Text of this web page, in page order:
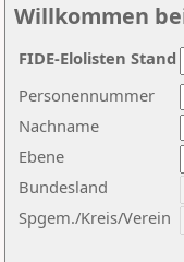
Willkommen
Nachname
Ebene
Personennummer
Bundesland
Spgem./Kreis/Verein
FIDE-Elolisten Stand